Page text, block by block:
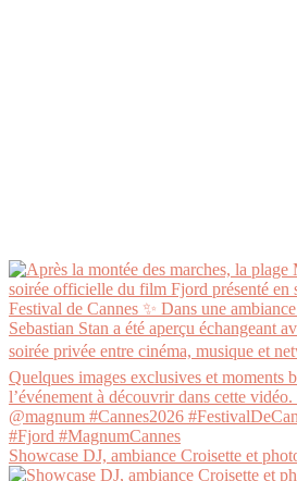
Showcase DJ, ambiance Croisette et